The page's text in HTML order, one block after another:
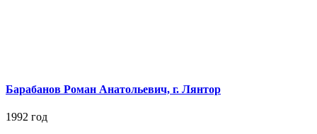
Барабанов Роман Анатольевич, г. Лянтор
1992 год